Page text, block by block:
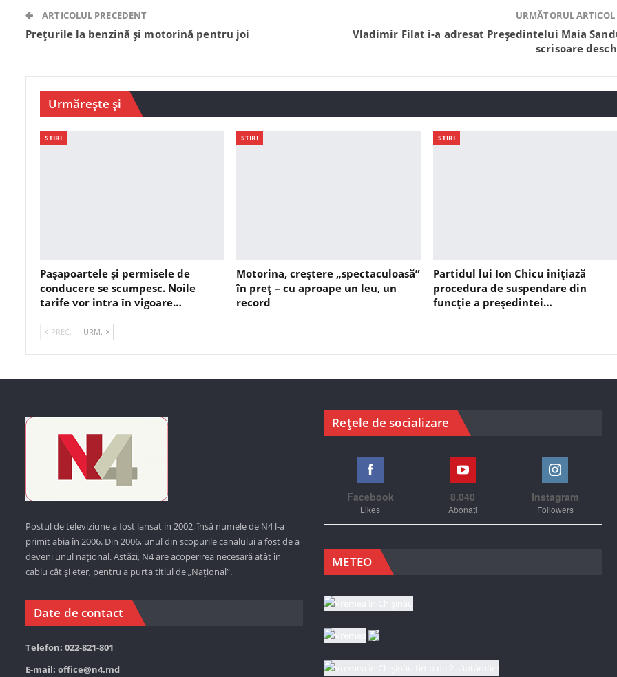
ARTICOLUL PRECEDENT
Prețurile la benzină și motorină pentru joi
URMĂTORUL ARTICOL
Vladimir Filat i-a adresat Președintelui Maia
scrisoare
Urmărește și
STIRI
Pașapoartele și permisele de
conducere se scumpesc. Noile
tarife vor intra în vigoare…
STIRI
Motorina, creștere „spectaculoasă”
în preț – cu aproape un leu, un
record
STIRI
Partidul lui Ion Chicu inițiază
procedura de suspendare din
funcție a președintei…
PREC. URM.
Postul de televiziune a fost lansat in 2002, însă numele de N4 l-a
primit abia în 2006. Din 2006, unul din scopurile canalului a fost de a
deveni unul național. Astăzi, N4 are acoperirea necesară atât în
cablu cât și eter, pentru a purta titlul de „Național”.
Date de contact
Telefon: 022-821-801
E-mail: office@n4.md
Rețele de socializare
Facebook
Likes
8,040
Abonați
Instagram
Followers
METEO